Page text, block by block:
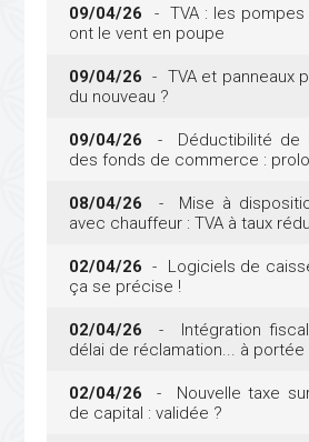
09/04/26 - TVA : les pompes
ont le vent en poupe
09/04/26 - TVA et panneaux
du nouveau ?
09/04/26 - Déductibilité de
des fonds de commerce :
08/04/26 - Mise à
avec chauffeur : TVA à taux
02/04/26 - Logiciels de
ça se précise !
02/04/26 - Intégration
délai de réclamation... à portée
02/04/26 - Nouvelle taxe
de capital : validée ?